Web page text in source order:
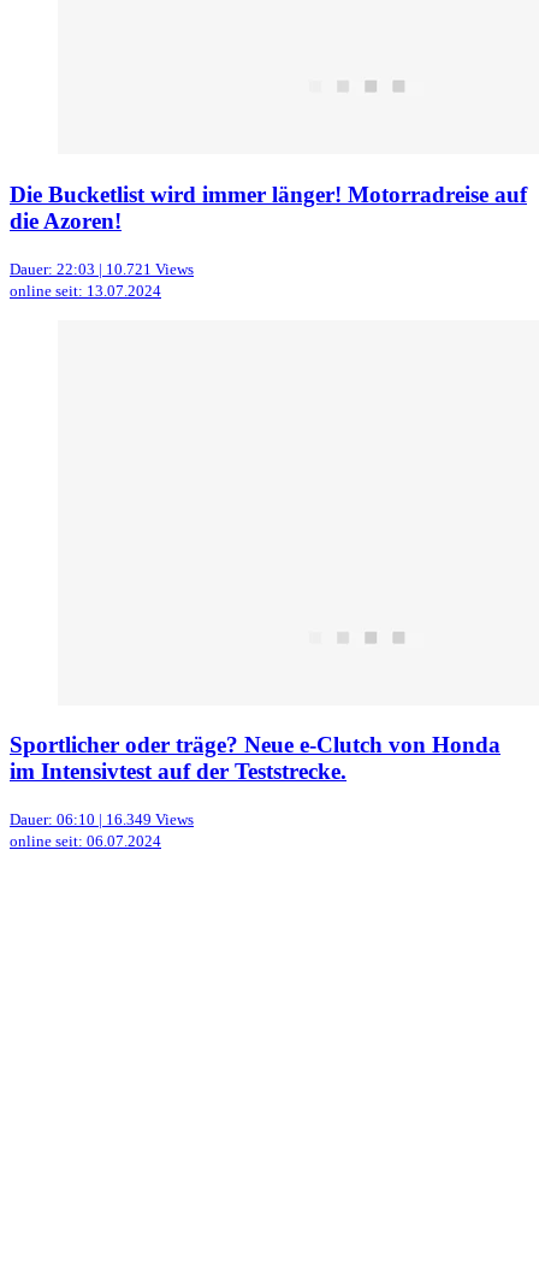
Die Bucketlist wird immer länger! Motorradreise auf
die Azoren!
Dauer: 22:03 | 10.721 Views
online seit: 13.07.2024
Sportlicher oder träge? Neue e-Clutch von Honda
im Intensivtest auf der Teststrecke.
Dauer: 06:10 | 16.349 Views
online seit: 06.07.2024